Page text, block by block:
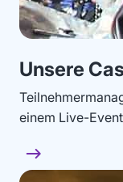
Unsere
einem Live-Event